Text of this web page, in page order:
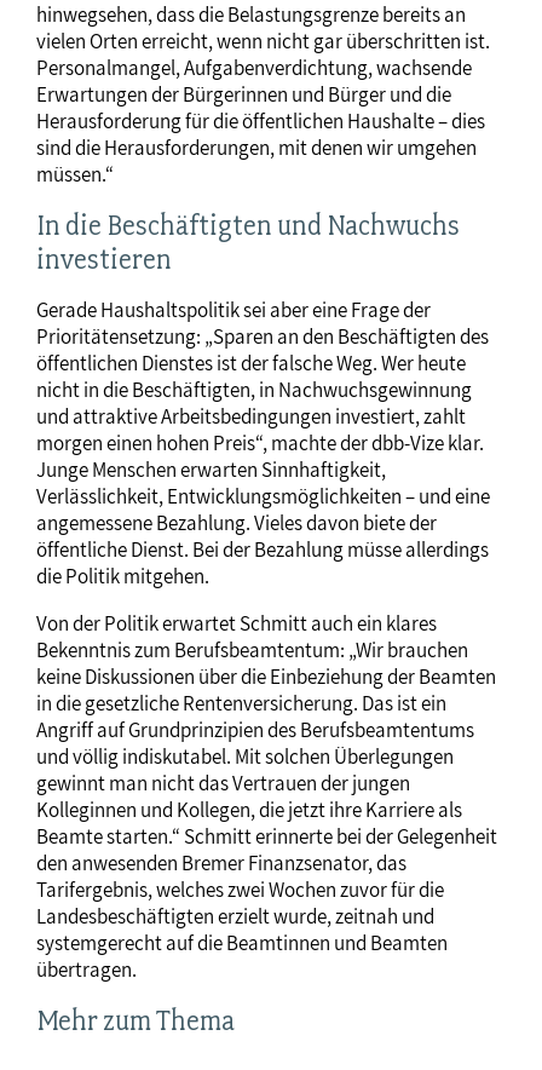
hinwegsehen, dass die Belastungsgrenze bereits an
vielen Orten erreicht, wenn nicht gar überschritten ist.
Personalmangel, Aufgabenverdichtung, wachsende
Erwartungen der Bürgerinnen und Bürger und die
Herausforderung für die öffentlichen Haushalte – dies
sind die Herausforderungen, mit denen wir umgehen
müssen.“
In die Beschäftigten und Nachwuchs
investieren
Gerade Haushaltspolitik sei aber eine Frage der
Prioritätensetzung: „Sparen an den Beschäftigten des
öffentlichen Dienstes ist der falsche Weg. Wer heute
nicht in die Beschäftigten, in Nachwuchsgewinnung
und attraktive Arbeitsbedingungen investiert, zahlt
morgen einen hohen Preis“, machte der dbb-Vize klar.
Junge Menschen erwarten Sinnhaftigkeit,
Verlässlichkeit, Entwicklungsmöglichkeiten – und eine
angemessene Bezahlung. Vieles davon biete der
öffentliche Dienst. Bei der Bezahlung müsse allerdings
die Politik mitgehen.
Von der Politik erwartet Schmitt auch ein klares
Bekenntnis zum Berufsbeamtentum: „Wir brauchen
keine Diskussionen über die Einbeziehung der Beamten
in die gesetzliche Rentenversicherung. Das ist ein
Angriff auf Grundprinzipien des Berufsbeamtentums
und völlig indiskutabel. Mit solchen Überlegungen
gewinnt man nicht das Vertrauen der jungen
Kolleginnen und Kollegen, die jetzt ihre Karriere als
Beamte starten.“ Schmitt erinnerte bei der Gelegenheit
den anwesenden Bremer Finanzsenator, das
Tarifergebnis, welches zwei Wochen zuvor für die
Landesbeschäftigten erzielt wurde, zeitnah und
systemgerecht auf die Beamtinnen und Beamten
übertragen.
Mehr zum Thema